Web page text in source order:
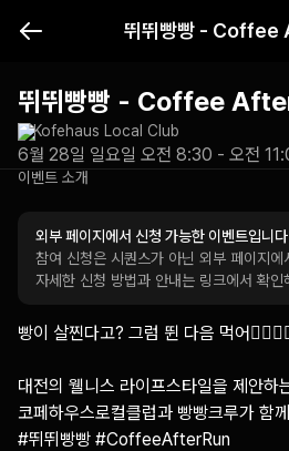
뛰뛰빵빵 - Coffee
뛰뛰빵빵 - Coffee
Kofehaus Local Club
6월 28일 일요일 오전 8:30 - 오전
이벤트 소개
외부 페이지에서 신청 가능한 이벤트입니다
참여 신청은 시퀀스가 아닌 외부 페이지에
자세한 신청 방법과 안내는 링크에서 확인
빵이 살찐다고? 그럼 뛴 다음 먹어
대전의 웰니스 라이프스타일을 제안하
코페하우스로컬클럽과 빵빵크루가 함
#뛰뛰빵빵 #CoffeeAfterRun